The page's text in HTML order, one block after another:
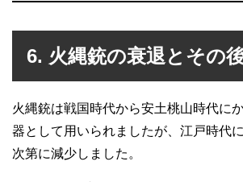
6. 火縄銃の衰退とその
火縄銃は戦国時代から安土桃山時代に
器として用いられましたが、江戸時代
次第に減少しました。